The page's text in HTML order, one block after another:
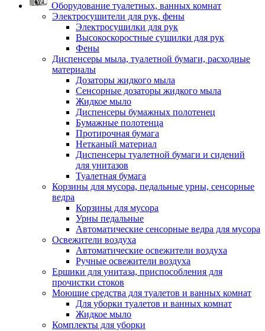
Оборудование туалетных, ванных комнат
Электросушители для рук, фены
Электросушилки для рук
Высокоскоростные сушилки для рук
Фены
Диспенсеры мыла, туалетной бумаги, расходные
материалы
Дозаторы жидкого мыла
Сенсорные дозаторы жидкого мыла
Жидкое мыло
Диспенсеры бумажных полотенец
Бумажные полотенца
Протирочная бумага
Нетканый материал
Диспенсеры туалетной бумаги и сидений
для унитазов
Туалетная бумага
Корзины для мусора, педальные урны, сенсорные
ведра
Корзины для мусора
Урны педальные
Автоматические сенсорные ведра для мусора
Освежители воздуха
Автоматические освежители воздуха
Ручные освежители воздуха
Ершики для унитаза, приспособления для
прочистки стоков
Моющие средства для туалетов и ванных комнат
Для уборки туалетов и ванных комнат
Жидкое мыло
Комплекты для уборки